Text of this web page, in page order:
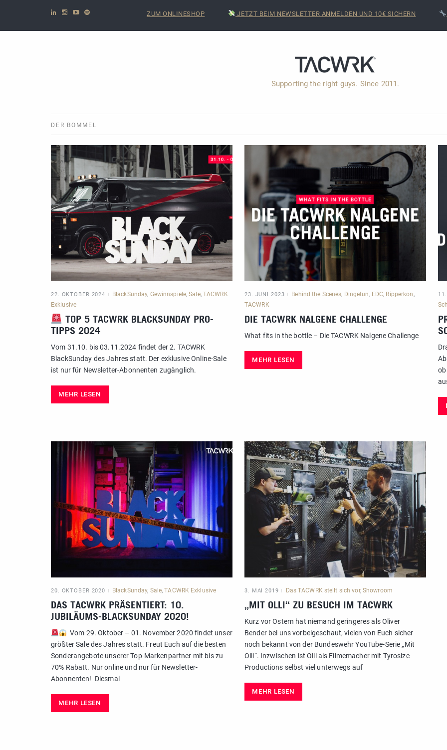
ZUM ONLINESHOP JETZT BEIM NEWSLETTER ANMELDEN UND 10€ SICHERN
Supporting the right guys. Since 2011.
DER BOMMEL
22. OKTOBER 2024 BlackSunday, Gewinnspiele,Sale, TACWRK
Exklusive
TOP 5 TACWRK BLACKSUNDAY PRO-
TIPPS 2024
Vom 31.10. bis 03.11.2024 findet der 2. TACWRK
BlackSunday des Jahres statt. Der exklusive Online-Sale
ist nur für Newsletter-Abonnenten zugänglich.
MEHR LESEN
23. JUNI 2023 Behind the Scenes, Dingetun, EDC, Ripperkon,
TACWRK
DIE TACWRK NALGENE CHALLENGE
What fits in the bottle – Die TACWRK Nalgene Challenge
MEHR LESEN
ob
20. OKTOBER 2020 BlackSunday, Sale,TACWRK Exklusive
DAS TACWRK PRÄSENTIERT: 10.
JUBILÄUMS-BLACKSUNDAY 2020!
Vom 29. Oktober – 01. November 2020 findet unser
größter Sale des Jahres statt. Freut Euch auf die besten
Sonderangebote unserer Top-Markenpartner mit bis zu
70% Rabatt. Nur online und nur für Newsletter-
Abonnenten! Diesmal
MEHR LESEN
3. MAI 2019 Das TACWRK stellt sich vor, Showroom
„MIT OLLI“ ZU BESUCH IM TACWRK
Kurz vor Ostern hat niemand geringeres als Oliver
Bender bei uns vorbeigeschaut, vielen von Euch sicher
noch bekannt von der Bundeswehr YouTube-Serie „Mit
Olli“. Inzwischen ist Olli als Filmemacher mit Tyrosize
Productions selbst viel unterwegs auf
MEHR LESEN